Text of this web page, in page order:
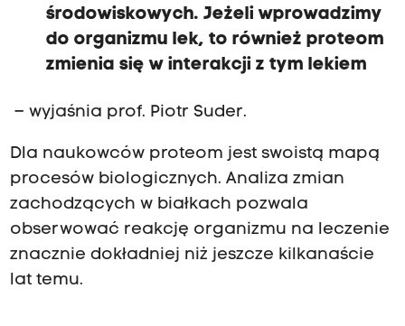
środowiskowych. Jeżeli wprowadzimy
do organizmu lek, to również proteom
zmienia się w interakcji z tym lekiem
– wyjaśnia prof. Piotr Suder.
Dla naukowców proteom jest swoistą mapą
procesów biologicznych. Analiza zmian
zachodzących w białkach pozwala
obserwować reakcję organizmu na leczenie
znacznie dokładniej niż jeszcze kilkanaście
lat temu.